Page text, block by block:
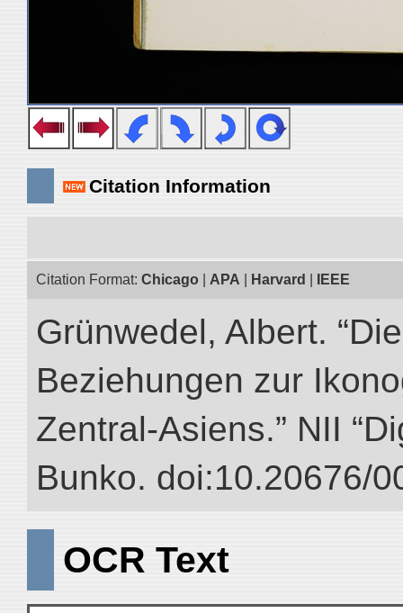
Citation Information
Citation Format: Chicago APA Harvard IEEE
Grünwedel, Albert.
Beziehungen zur
Zentral-Asiens.” NII
Bunko. doi:10.20676/
OCR Text